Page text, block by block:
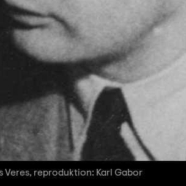
Veres, reproduktion: Karl Gabor